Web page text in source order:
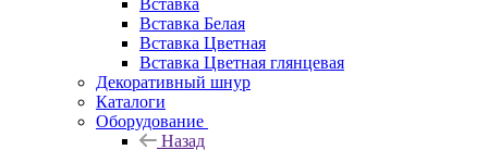
Вставка
Вставка Белая
Вставка Цветная
Вставка Цветная глянцевая
Декоративный шнур
Каталоги
Оборудование
Назад